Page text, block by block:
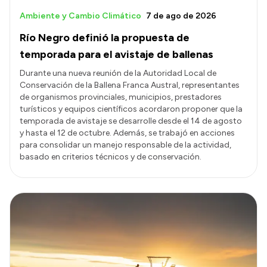
Compras y licitaciones
Consulta de pago a proveedores
Convocatorias
Intranet
Login
Río Negro definió la propuesta de
temporada para el avistaje de ballenas
Ambiente y Cambio Climático 7 de ago de 2026
Durante una nueva reunión de la Autoridad Local de
Conservación de la Ballena Franca Austral, representantes
de organismos provinciales, municipios, prestadores
turísticos y equipos científicos acordaron proponer que la
temporada de avistaje se desarrolle desde el 14 de agosto
y hasta el 12 de octubre. Además, se trabajó en acciones
para consolidar un manejo responsable de la actividad,
basado en criterios técnicos y de conservación.